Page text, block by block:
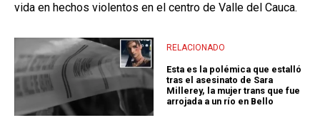
vida en hechos violentos en el centro de Valle del Cauca.
RELACIONADO
Esta es la polémica que estalló
tras el asesinato de Sara
Millerey, la mujer trans que fue
arrojada a un río en Bello